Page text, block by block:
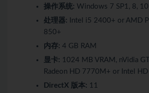
操作系统: Windows 7 SP1, 8, 10
处理器: Intel i5 2400+ or AMD
850+
内存: 4 GB RAM
显卡: 1024 MB VRAM, nVidia
Radeon HD 7770M+ or Intel
DirectX 版本: 11